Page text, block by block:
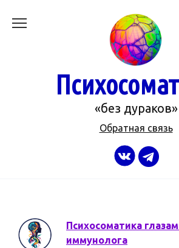
«без дураков»
Обратная связь
Психосоматика
иммунолога